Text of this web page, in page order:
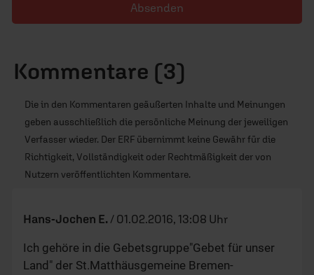
Absenden
Kommentare (3)
Die in den Kommentaren geäußerten Inhalte und Meinungen
geben ausschließlich die persönliche Meinung der jeweiligen
Verfasser wieder. Der ERF übernimmt keine Gewähr für die
Richtigkeit, Vollständigkeit oder Rechtmäßigkeit der von
Nutzern veröffentlichten Kommentare.
Hans-Jochen E. / 01.02.2016, 13:08 Uhr
Ich gehöre in die Gebetsgruppe"Gebet für unser
Land" der St.Matthäusgemeine Bremen-